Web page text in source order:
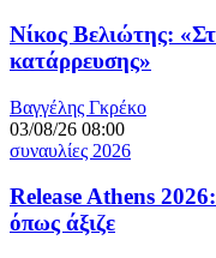
Νίκος Βελιώτης:
κατάρρευσης»
Βαγγέλης Γκρέκο
03/08/26 08:00
συναυλίες 2026
Release Athens
όπως άξιζε